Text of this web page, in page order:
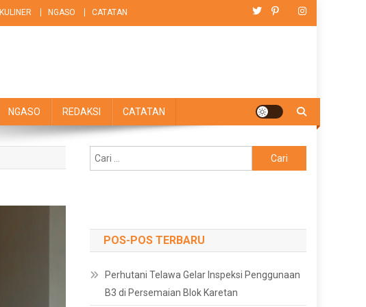
KULINER NGASO CATATAN
NGASO REDAKSI CATATAN
untuk:
POS-POS TERBARU
Perhutani Telawa Gelar Inspeksi Penggunaan
B3 di Persemaian Blok Karetan